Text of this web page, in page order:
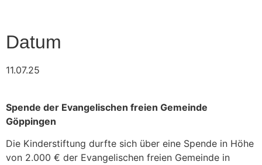
Datum
11.07.25
Spende der Evangelischen freien Gemeinde
Göppingen
Die Kinderstiftung durfte sich über eine Spende in Höhe
von 2.000 € der Evangelischen freien Gemeinde in